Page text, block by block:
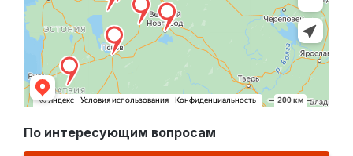
По интересующим вопросам